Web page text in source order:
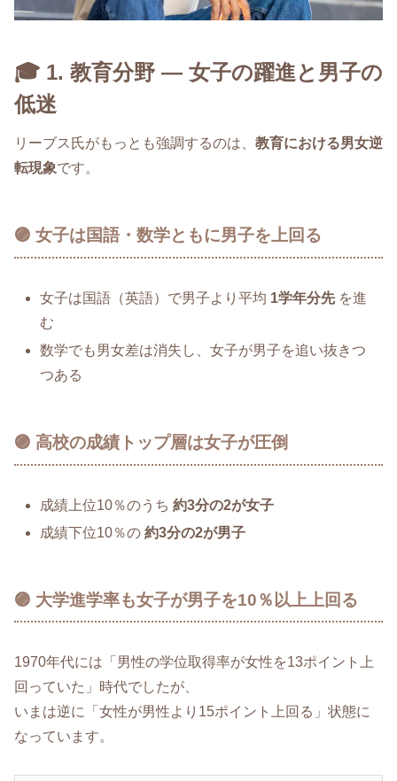
🎓 1. 教育分野 ― 女子の躍進と男子の
低迷
リーブス氏がもっとも強調するのは、 教育における男女逆
転現象です。
🟣 女子は国語・数学ともに男子を上回る
女子は国語（英語）で男子より平均 1学年分先を進
む
数学でも男女差は消失し、女子が男子を追い抜きつ
つある
🟣 高校の成績トップ層は女子が圧倒
成績上位10％のうち約3分の2が女子
成績下位10％の約3分の2が男子
🟣 大学進学率も女子が男子を10％以上上回る
1970年代には「男性の学位取得率が女性を13ポイント上
回っていた」時代でしたが、
いまは逆に「女性が男性より15ポイント上回る」状態に
なっています。